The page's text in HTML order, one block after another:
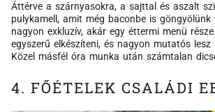
Áttérve a szárnyasokra, a sajttal és aszalt
pulykamell, amit még baconbe is
nagyon exkluzív, akár egy éttermi menü
egyszerű elkészíteni, és nagyon mutatós lesz
Közel másfél óra munka után számtalan
4. FŐÉTELEK CSALÁDI